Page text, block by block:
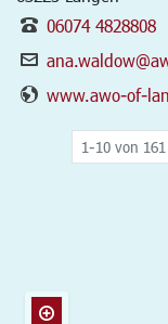
06074 4828808
www.awo-of-
1-10 von 161